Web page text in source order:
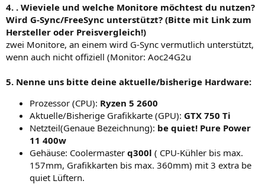
4. . Wieviele und welche Monitore möchtest du nutzen?
Wird G-Sync/FreeSync unterstützt? (Bitte mit Link zum
Hersteller oder Preisvergleich!)
zwei Monitore, an einem wird G-Sync vermutlich unterstützt,
wenn auch nicht offiziell (Monitor: Aoc24G2u
5. Nenne uns bitte deine aktuelle/bisherige Hardware:
Prozessor (CPU): Ryzen 5 2600
Aktuelle/Bisherige Grafikkarte (GPU): GTX 750 Ti
Netzteil(Genaue Bezeichnung): be quiet! Pure Power
11 400w
Gehäuse: Coolermaster q300l ( CPU-Kühler bis max.
157mm, Grafikkarten bis max. 360mm) mit 3 extra be
quiet Lüftern.